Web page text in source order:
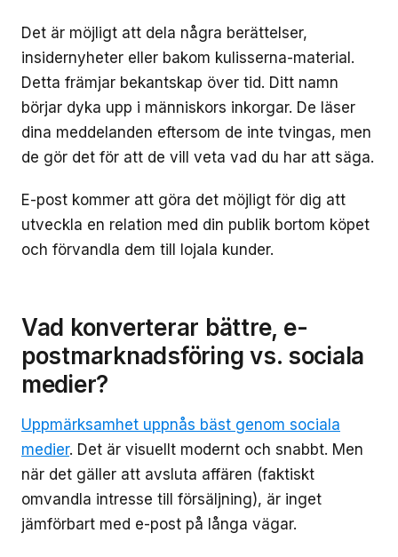
Det är möjligt att dela några berättelser,
insidernyheter eller bakom kulisserna-material.
Detta främjar bekantskap över tid. Ditt namn
börjar dyka upp i människors inkorgar. De läser
dina meddelanden eftersom de inte tvingas, men
de gör det för att de vill veta vad du har att säga.
E-post kommer att göra det möjligt för dig att
utveckla en relation med din publik bortom köpet
och förvandla dem till lojala kunder.
Vad konverterar bättre, e-
postmarknadsföring vs. sociala
medier?
Uppmärksamhet uppnås bäst genom sociala
medier. Det är visuellt modernt och snabbt. Men
när det gäller att avsluta affären (faktiskt
omvandla intresse till försäljning), är inget
jämförbart med e-post på långa vägar.